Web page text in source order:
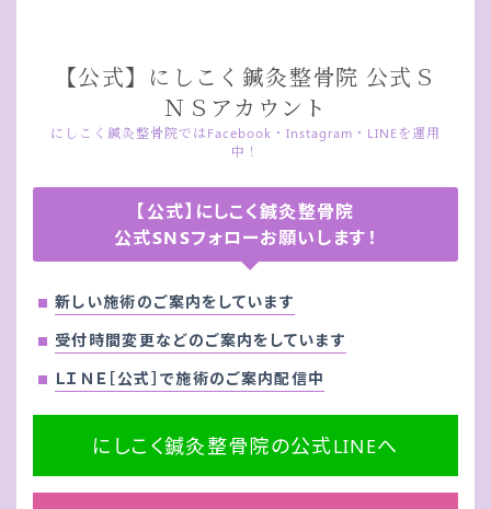
【公式】にしこく鍼灸整骨院 公式Ｓ
ＮＳアカウント
にしこく鍼灸整骨院ではFacebook・Instagram・LINEを運用
中！
【公式】にしこく鍼灸整骨院
公式SNSフォローお願いします！
新しい施術のご案内をしています
受付時間変更などのご案内をしています
ＬＩＮＥ［公式］で施術のご案内配信中
にしこく鍼灸整骨院の公式LINEへ